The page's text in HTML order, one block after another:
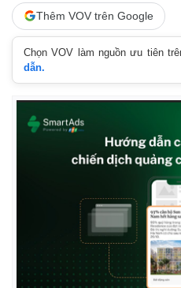
Thêm VOV trên Google
Chọn VOV làm nguồn ưu tiên
dẫn.